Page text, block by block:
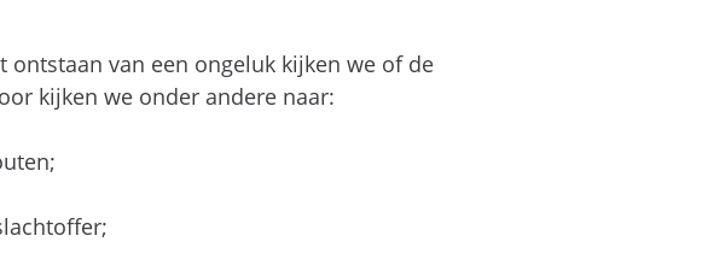
van een ongeluk kijken we of de
kijken we onder andere naar: